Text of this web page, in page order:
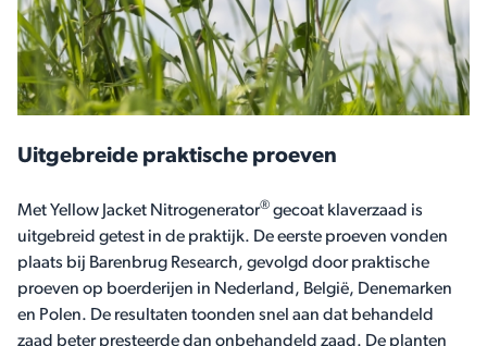
Uitgebreide praktische proeven
Met Yellow Jacket Nitrogenerator® gecoat klaverzaad is
uitgebreid getest in de praktijk. De eerste proeven vonden
plaats bij Barenbrug Research, gevolgd door praktische
proeven op boerderijen in Nederland, België, Denemarken
en Polen. De resultaten toonden snel aan dat behandeld
zaad beter presteerde dan onbehandeld zaad. De planten